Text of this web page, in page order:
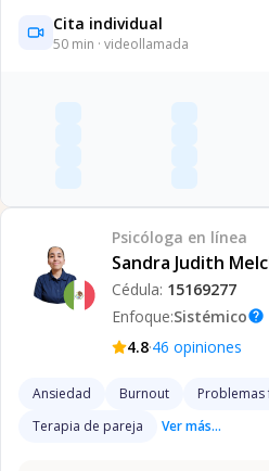
Cita individual
50 min · videollamada
Psicóloga en línea
Sandra Judith
Cédula: 15169277
Enfoque:Sistémicohelp
4.8·46 opiniones
Ansiedad Burnout
Terapia de pareja
Ver más...